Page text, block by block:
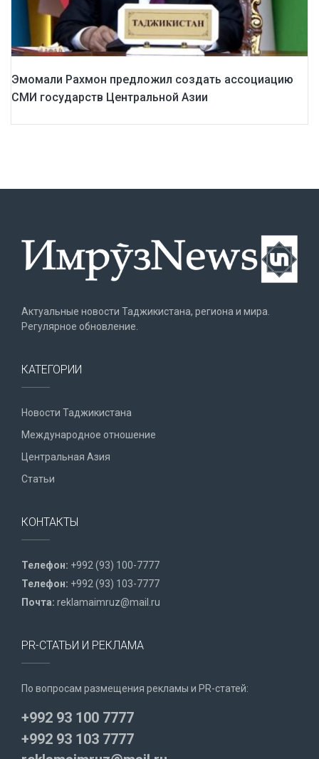
Эмомали Рахмон предложил создать ассоциацию
СМИ государств Центральной Азии
Актуальные новости Таджикистана, региона и мира.
Регулярное обновление.
КАТЕГОРИИ
Новости Таджикистана
Международное отношение
Центральная Азия
Статьи
КОНТАКТЫ
Телефон: +992 (93) 100-7777
Телефон: +992 (93) 103-7777
Почта: reklamaimruz@mail.ru
PR-СТАТЬИ И РЕКЛАМА
По вопросам размещения рекламы и PR-статей:
+992 93 100 7777
+992 93 103 7777